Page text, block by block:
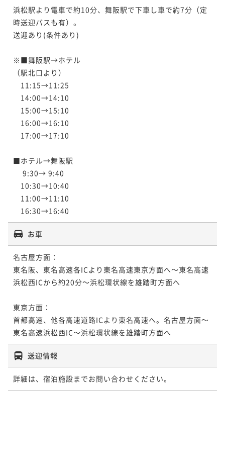
浜松駅より電車で約10分、舞阪駅で下車し車で約7分（定
時送迎バスも有）。
送迎あり(条件あり)
※■舞阪駅→ホテル
（駅北口より）
11:15→11:25
14:00→14:10
15:00→15:10
16:00→16:10
17:00→17:10
■ホテル→舞阪駅
9:30→ 9:40
10:30→10:40
11:00→11:10
16:30→16:40
お車
名古屋方面：
東名阪、東名高速各ICより東名高速東京方面へ～東名高速
浜松西ICから約20分～浜松環状線を雄踏町方面へ
東京方面：
首都高速、他各高速道路ICより東名高速へ。名古屋方面～
東名高速浜松西IC～浜松環状線を雄踏町方面へ
送迎情報
詳細は、宿泊施設までお問い合わせください。